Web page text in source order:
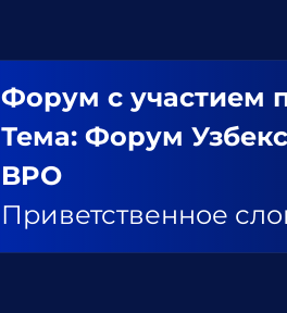
Форум с участием
Тема: Форум
BPO
Приветственное